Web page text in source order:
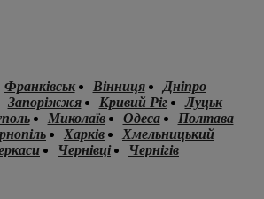
Франківськ Вінниця
Дніпро
Запоріжжя Кривий Ріг
Луцьк
Миколаїв Одеса
Полтава
Харків
Хмельницький
Чернівці Чернігів